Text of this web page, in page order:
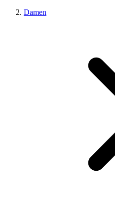
Damen